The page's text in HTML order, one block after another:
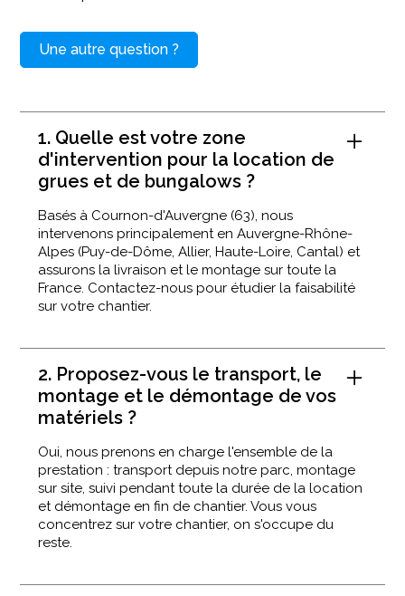
Une autre question ?
1. Quelle est votre zone
d'intervention pour la location de
grues et de bungalows ?
Basés à Cournon-d'Auvergne (63), nous
intervenons principalement en Auvergne-Rhône-
Alpes (Puy-de-Dôme, Allier, Haute-Loire, Cantal) et
assurons la livraison et le montage sur toute la
France. Contactez-nous pour étudier la faisabilité
sur votre chantier.
2. Proposez-vous le transport, le
montage et le démontage de vos
matériels ?
Oui, nous prenons en charge l'ensemble de la
prestation : transport depuis notre parc, montage
sur site, suivi pendant toute la durée de la location
et démontage en fin de chantier. Vous vous
concentrez sur votre chantier, on s'occupe du
reste.